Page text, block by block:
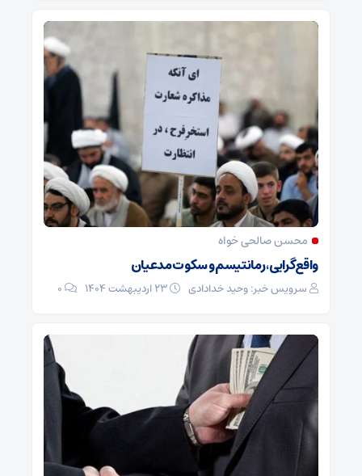
محسن صالحی خواه
واقع‌‏گرایی، رمانتیسم و سکوت مدعیان
سرویس خبر: وحید خدادادی 0